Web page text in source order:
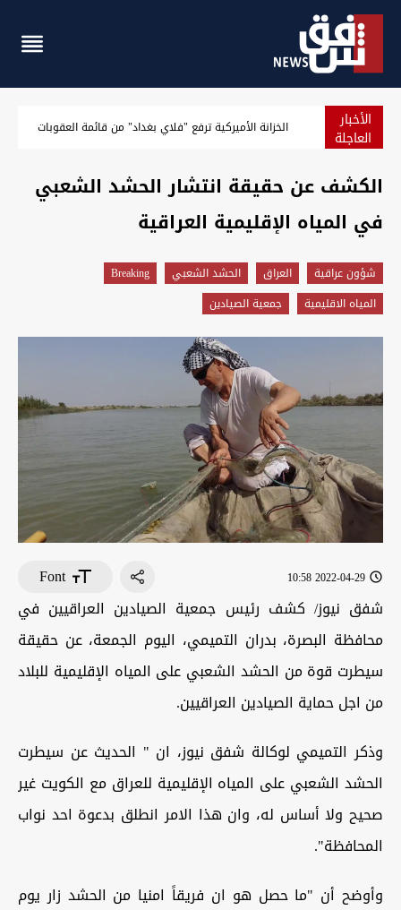
الأخبار
العاجلة توصية باكستانية لتعزيز العلاقة مع العراق إثر "دوره الإقليمي
الكشف عن حقيقة انتشار الحشد الشعبي
في المياه الإقليمية العراقية
شؤون عراقية العراق الحشد الشعبي
Breaking
المياه الاقليمية
جمعية الصيادين
2022-04-29 10:58
Font
شفق نيوز/ كشف رئيس جمعية الصيادين العراقيين في
محافظة البصرة، بدران التميمي، اليوم الجمعة، عن حقيقة
سيطرت قوة من الحشد الشعبي على المياه الإقليمية للبلاد
من اجل حماية الصيادين العراقيين.
وذكر التميمي لوكالة شفق نيوز، ان " الحديث عن سيطرت
الحشد الشعبي على المياه الإقليمية للعراق مع الكويت غير
صحيح ولا أساس له، وان هذا الامر انطلق بدعوة احد نواب
المحافظة".
وأوضح أن "ما حصل هو ان فريقاً امنيا من الحشد زار يوم